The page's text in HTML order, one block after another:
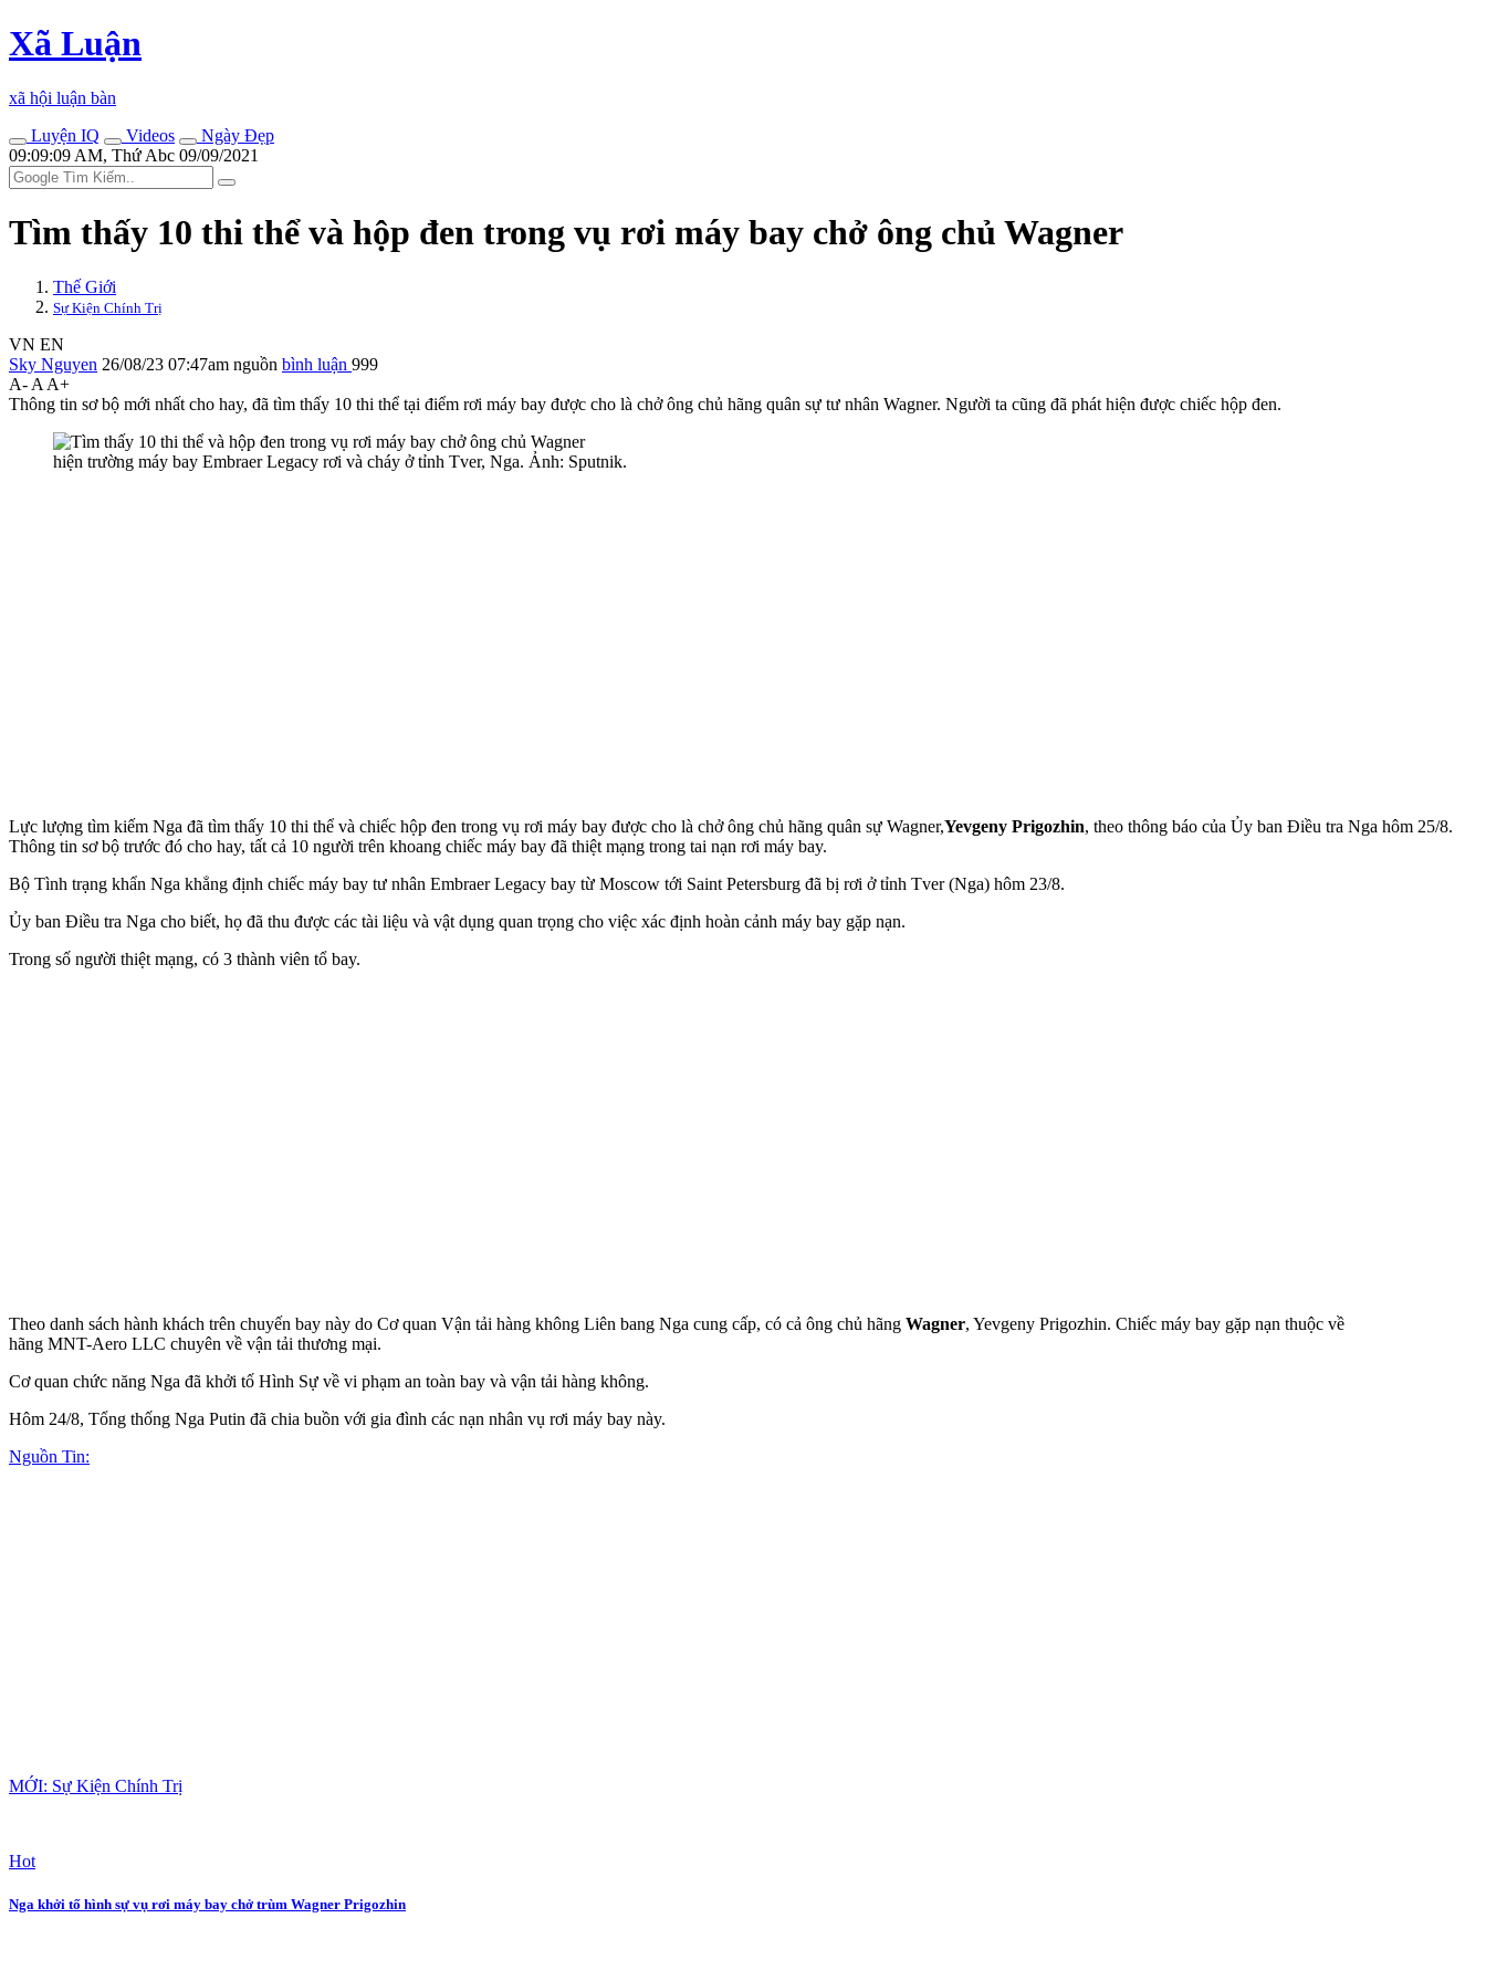
Xã Luận
xã hội luận bàn
Luyện IQ
Videos
Ngày Đẹp
09:09:09 AM, Thứ Abc 09/09/2021
Tìm thấy 10 th‌i th‌ể và hộp đen trong vụ rơi máy bay chở ông chủ Wagner
Thế Giới
Sự Kiện Chính Trị
VN EN
Sky Nguyen 26/08/23 07:47am nguồn bình luận 999
A- A A+
Thông tin sơ bộ mới nhất cho hay, đã tìm thấy 10 th‌i th‌ể tại điểm rơi máy bay được cho là chở ông chủ hãng quân sự tư nhân Wagner. Người ta cũng đã phát hiện được chiếc hộp đen.
hiện trường máy bay Embraer Legacy rơi và cháy ở tỉnh Tver, Nga. Ảnh: Sputnik.
Lực lượng tìm kiếm Nga đã tìm thấy 10 th‌i th‌ể và chiếc hộp đen trong vụ rơi máy bay được cho là chở ông chủ hãng quân sự Wagner,Yevgeny Prigozhin, theo thông báo của Ủy ban Điều tra Nga hôm 25/8.
Thông tin sơ bộ trước đó cho hay, tất cả 10 người trên khoang chiếc máy bay đã thiệt mạng trong tai nạn rơi máy bay.
Bộ Tình trạng khẩn Nga khẳng định chiếc máy bay tư nhân Embraer Legacy bay từ Moscow tới Saint Petersburg đã bị rơi ở tỉnh Tver (Nga) hôm 23/8.
Ủy ban Điều tra Nga cho biết, họ đã thu được các tài liệu và vật dụng quan trọng cho việc xác định hoàn cảnh máy bay gặp nạn.
Trong số người thiệt mạng, có 3 thành viên tổ bay.
Theo danh sách hành khách trên chuyến bay này do Cơ quan Vận tải hàng không Liên bang Nga cung cấp, có cả ông chủ hãng Wagner, Yevgeny Prigozhin. Chiếc máy bay gặp nạn thuộc về
hãng MNT-Aero LLC chuyên về vận tải thương mại.
Cơ quan chức năng Nga đã khởi tố Hình Sự về vi phạm an toàn bay và vận tải hàng không.
Hôm 24/8, Tổng thống Nga Putin đã chia buồn với gia đình các nạn nhân vụ rơi máy bay này.
Nguồn Tin:
MỚI: Sự Kiện Chính Trị
Hot
Nga khởi tố hình sự vụ rơi máy bay chở trùm Wagner Prigozhin